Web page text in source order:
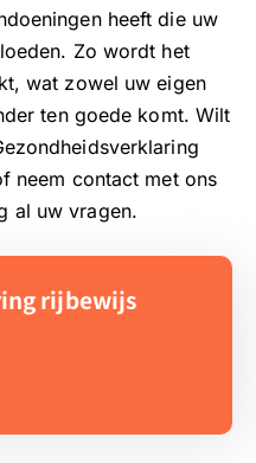
heeft die uw
Zo wordt het
wat zowel uw eigen
ten goede komt. Wilt
neem contact met ons
al uw vragen.
rijbewijs